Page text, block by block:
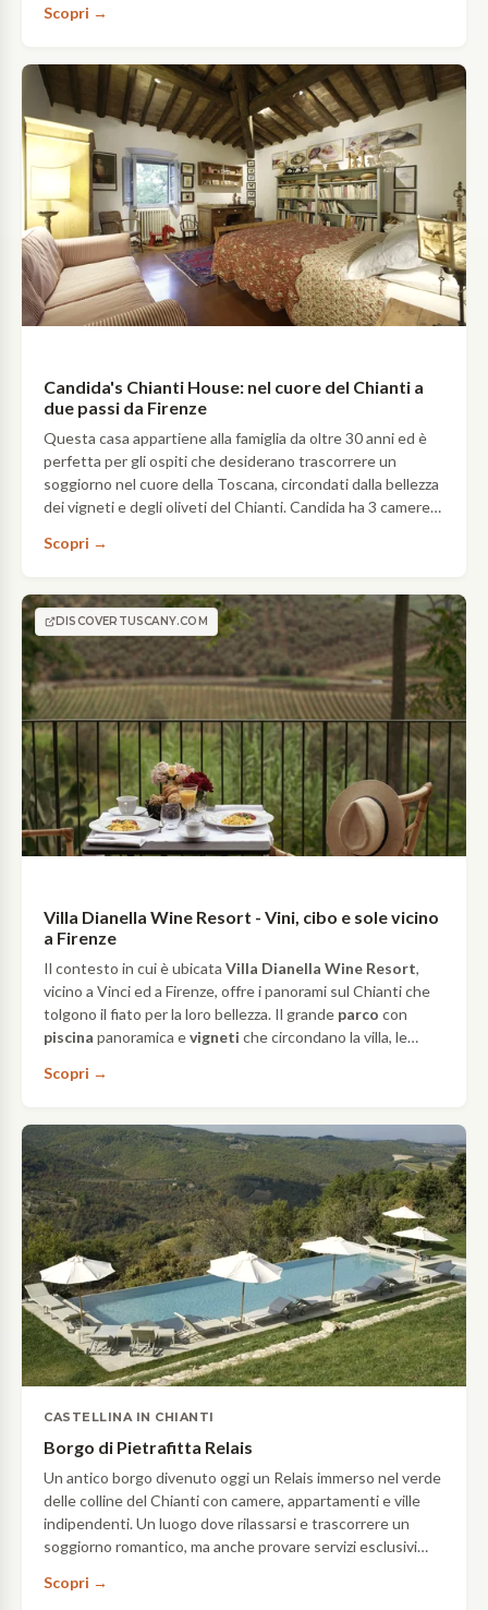
Scopri →
Candida's Chianti House: nel cuore del Chianti a
due passi da Firenze
Questa casa appartiene alla famiglia da oltre 30 anni ed è
perfetta per gli ospiti che desiderano trascorrere un
soggiorno nel cuore della Toscana, circondati dalla bellezza
dei vigneti e degli oliveti del Chianti. Candida ha 3 camere
Scopri →
DISCOVERTUSCANY.COM
Villa Dianella Wine Resort - Vini, cibo e sole vicino
a Firenze
Il contesto in cui è ubicata Villa Dianella Wine Resort,
vicino a Vinci ed a Firenze, offre i panorami sul Chianti che
tolgono il fiato per la loro bellezza. Il grande parco con
piscina panoramica evigneti che circondano la villa, le
Scopri →
CASTELLINA IN CHIANTI
Borgo di Pietrafitta Relais
Un antico borgo divenuto oggi un Relais immerso nel verde
delle colline del Chianti con camere, appartamenti e ville
indipendenti. Un luogo dove rilassarsi e trascorrere un
soggiorno romantico, ma anche provare servizi esclusivi
Scopri →